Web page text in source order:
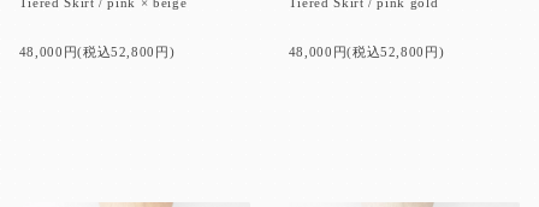
48,000円(税込52,800円) 48,000円(税込52,800円)